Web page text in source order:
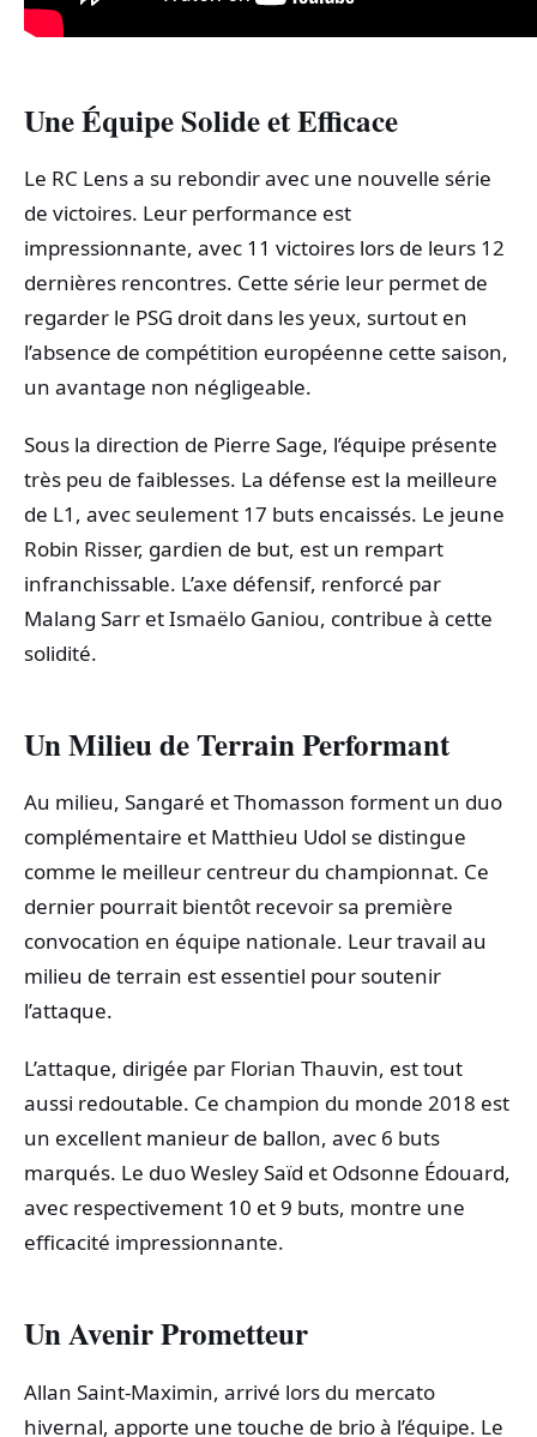
Une Équipe Solide et Efficace
Le RC Lens a su rebondir avec une nouvelle série
de victoires. Leur performance est
impressionnante, avec 11 victoires lors de leurs 12
dernières rencontres. Cette série leur permet de
regarder le PSG droit dans les yeux, surtout en
l’absence de compétition européenne cette saison,
un avantage non négligeable.
Sous la direction de Pierre Sage, l’équipe présente
très peu de faiblesses. La défense est la meilleure
de L1, avec seulement 17 buts encaissés. Le jeune
Robin Risser, gardien de but, est un rempart
infranchissable. L’axe défensif, renforcé par
Malang Sarr et Ismaëlo Ganiou, contribue à cette
solidité.
Un Milieu de Terrain Performant
Au milieu, Sangaré et Thomasson forment un duo
complémentaire et Matthieu Udol se distingue
comme le meilleur centreur du championnat. Ce
dernier pourrait bientôt recevoir sa première
convocation en équipe nationale. Leur travail au
milieu de terrain est essentiel pour soutenir
l’attaque.
L’attaque, dirigée par Florian Thauvin, est tout
aussi redoutable. Ce champion du monde 2018 est
un excellent manieur de ballon, avec 6 buts
marqués. Le duo Wesley Saïd et Odsonne Édouard,
avec respectivement 10 et 9 buts, montre une
efficacité impressionnante.
Un Avenir Prometteur
Allan Saint-Maximin, arrivé lors du mercato
hivernal, apporte une touche de brio à l’équipe. Le